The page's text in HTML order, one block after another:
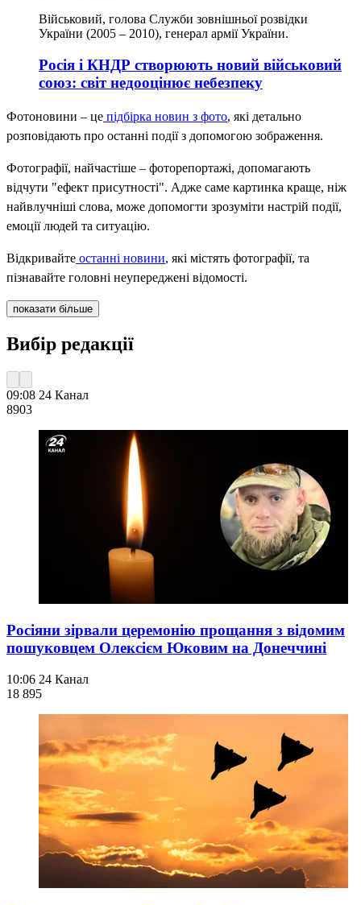
Військовий, голова Служби зовнішньої розвідки
України (2005 – 2010), генерал армії України.
Росія і КНДР створюють новий військовий
союз: світ недооцінює небезпеку
Фотоновини – це підбірка новин з фото, які детально
розповідають про останні події з допомогою зображення.
Фотографії, найчастіше – фоторепортажі, допомагають
відчути "ефект присутності". Адже саме картинка краще, ніж
найвлучніші слова, може допомогти зрозуміти настрій події,
емоції людей та ситуацію.
Відкривайте останні новини, які містять фотографії, та
пізнавайте головні неупереджені відомості.
показати більше
Вибір редакції
09:08 24 Канал
8903
Росіяни зірвали церемонію прощання з відомим
пошуковцем Олексієм Юковим на Донеччині
10:06 24 Канал
18 895